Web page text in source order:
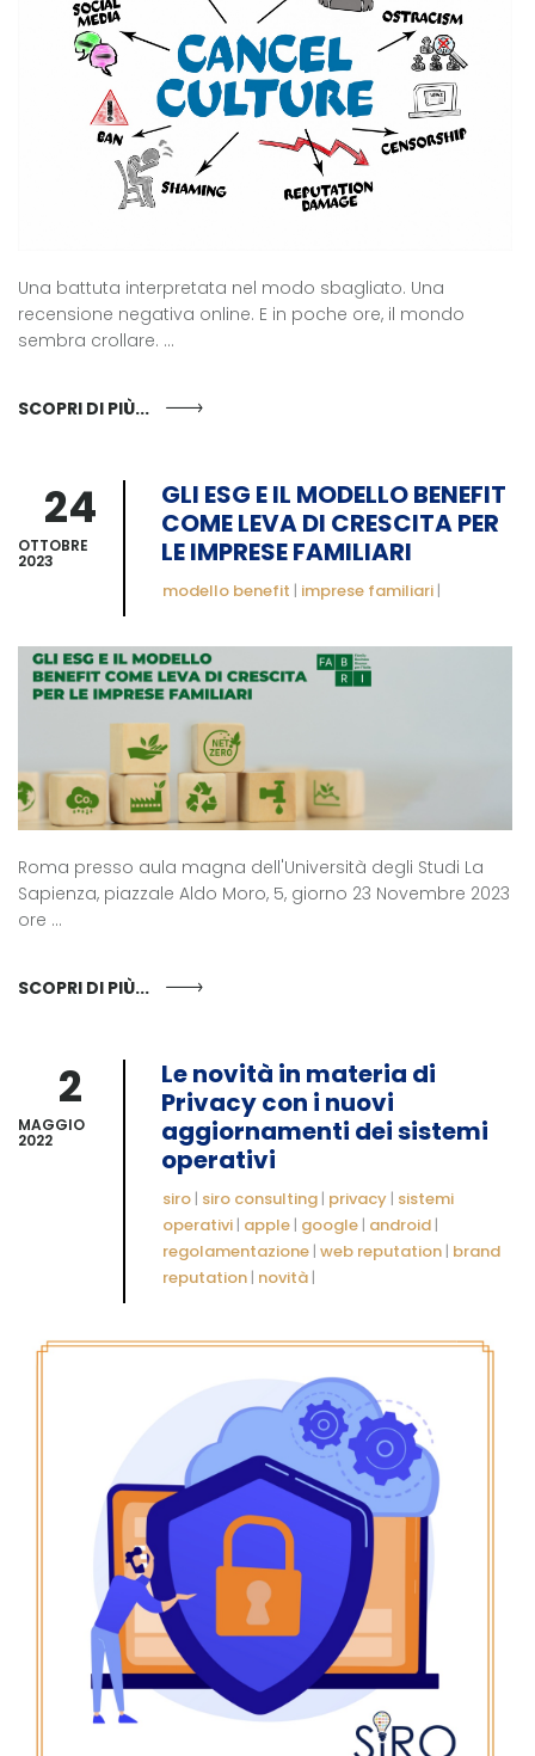
Una battuta interpretata nel modo sbagliato. Una
recensione negativa online. E in poche ore, il mondo
sembra crollare. ...
SCOPRI DI PIÙ...
24
OTTOBRE
2023
GLI ESG E IL MODELLO BENEFIT
COME LEVA DI CRESCITA PER
LE IMPRESE FAMILIARI
modello benefit | imprese familiari |
Roma presso aula magna dell'Università degli Studi La
Sapienza, piazzale Aldo Moro, 5, giorno 23 Novembre 2023
ore ...
SCOPRI DI PIÙ...
2
MAGGIO
2022
Le novità in materia di
Privacy con i nuovi
aggiornamenti dei sistemi
operativi
siro | siro consulting | privacy | sistemi
operativi | apple | google | android |
regolamentazione | web reputation | brand
reputation | novità |